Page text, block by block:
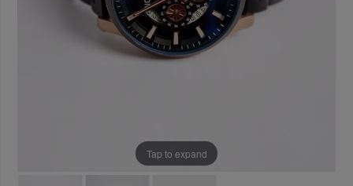
Tap to expand